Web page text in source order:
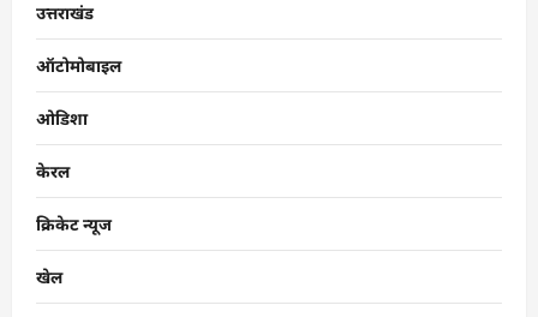
उत्तराखंड
ऑटोमोबाइल
ओडिशा
केरल
क्रिकेट न्यूज
खेल